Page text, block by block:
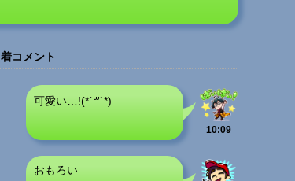
着コメント
10:09
可愛い…!(*´꒳`*)
おもろい